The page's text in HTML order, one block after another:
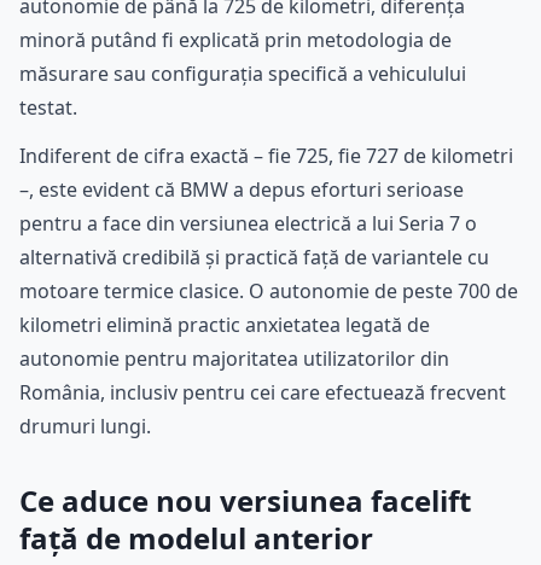
autonomie de până la 725 de kilometri, diferența
minoră putând fi explicată prin metodologia de
măsurare sau configurația specifică a vehiculului
testat.
Indiferent de cifra exactă – fie 725, fie 727 de kilometri
–, este evident că BMW a depus eforturi serioase
pentru a face din versiunea electrică a lui Seria 7 o
alternativă credibilă și practică față de variantele cu
motoare termice clasice. O autonomie de peste 700 de
kilometri elimină practic anxietatea legată de
autonomie pentru majoritatea utilizatorilor din
România, inclusiv pentru cei care efectuează frecvent
drumuri lungi.
Ce aduce nou versiunea facelift
față de modelul anterior